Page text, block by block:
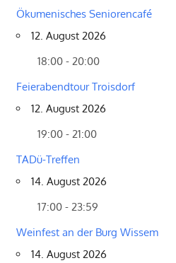
Ökumenisches Seniorencafé
12. August 2026
18:00 - 20:00
Feierabendtour Troisdorf
12. August 2026
19:00 - 21:00
TADü-Treffen
14. August 2026
17:00 - 23:59
Weinfest an der Burg Wissem
14. August 2026